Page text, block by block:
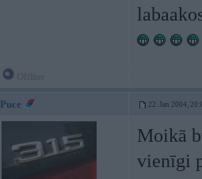
Puce 22. Jan 2004,
Moikā
vienīgi